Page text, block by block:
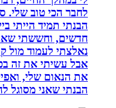
לחבר הכי טוב שלי.
הבנתי תמיד הייתי
חדשים, וחששתי שאני
נאלצתי לעמוד מול קהל
אבל עשיתי את זה בכל
את הנאום שלי, ואפילו
הבנתי שאני מסוגל